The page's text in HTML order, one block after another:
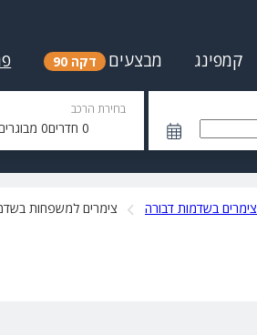
קמפינג מבצעים דקה 90
בחירת הרכב
0חדרים0
צימרים בשדמות דבורה צימרים למשפחות